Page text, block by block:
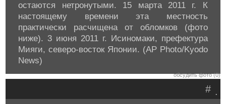
остаются нетронутыми. 15 марта 2011 г. К
настоящему времени эта местность
практически расчищена от обломков (фото
ниже). 3 июня 2011 г. Исиномаки, префектура
Мияги, северо-восток Японии. (AP Photo/Kyodo
News)
обсудить фото (0)
.
#